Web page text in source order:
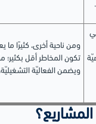
ومن ناحية أخرى، كثيرًا
تكون المخاطر أقل بكثير؛
ويضمن الفعاليّة
المشاريع؟